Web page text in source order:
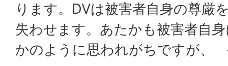
ります。DVは被害者自身の尊厳
失わせます。あたかも被害者自
かのように思われがちですが